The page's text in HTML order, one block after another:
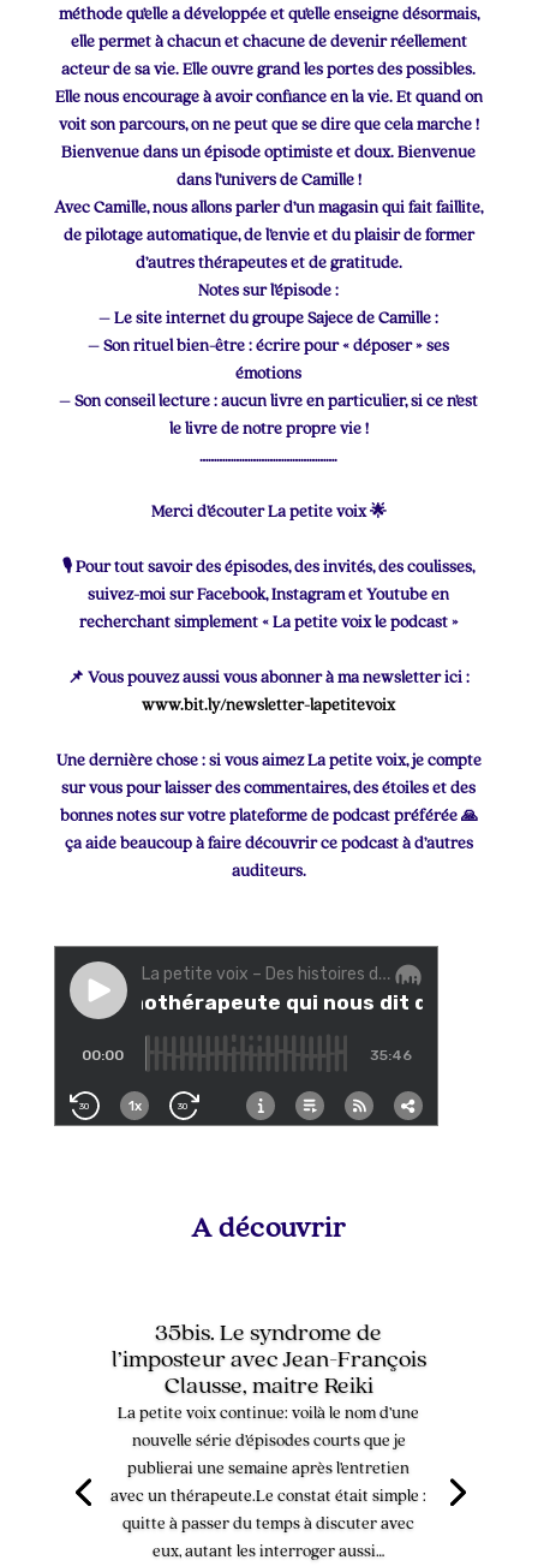
méthode qu’elle a développée et qu’elle enseigne désormais,
elle permet à chacun et chacune de devenir réellement
acteur de sa vie. Elle ouvre grand les portes des possibles.
Elle nous encourage à avoir confiance en la vie. Et quand on
voit son parcours, on ne peut que se dire que cela marche !
Bienvenue dans un épisode optimiste et doux. Bienvenue
dans l’univers de Camille !
Avec Camille, nous allons parler d’un magasin qui fait faillite,
de pilotage automatique, de l’envie et du plaisir de former
d’autres thérapeutes et de gratitude.
Notes sur l’épisode :
– Le site internet du groupe Sajece de Camille :
– Son rituel bien-être : écrire pour « déposer » ses
émotions
– Son conseil lecture : aucun livre en particulier, si ce n’est
le livre de notre propre vie !
………………………………………….
Merci d’écouter La petite voix 🌟
🎙 Pour tout savoir des épisodes, des invités, des coulisses,
suivez-moi sur Facebook, Instagram et Youtube en
recherchant simplement « La petite voix le podcast »
📌 Vous pouvez aussi vous abonner à ma newsletter ici :
www.bit.ly/newsletter-lapetitevoix
Une dernière chose : si vous aimez La petite voix, je compte
sur vous pour laisser des commentaires, des étoiles et des
bonnes notes sur votre plateforme de podcast préférée 🙏
ça aide beaucoup à faire découvrir ce podcast à d’autres
auditeurs.
A découvrir
35bis. Le syndrome de
l’imposteur avec Jean-François
Clausse, maitre Reiki
La petite voix continue: voilà le nom d’une
nouvelle série d’épisodes courts que je
publierai une semaine après l’entretien
avec un thérapeute.Le constat était simple :
quitte à passer du temps à discuter avec
eux, autant les interroger aussi…